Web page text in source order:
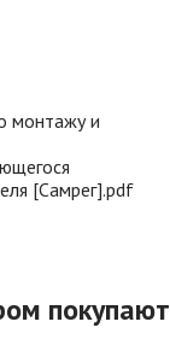
монтажу и
[Самрег].pdf
покупают